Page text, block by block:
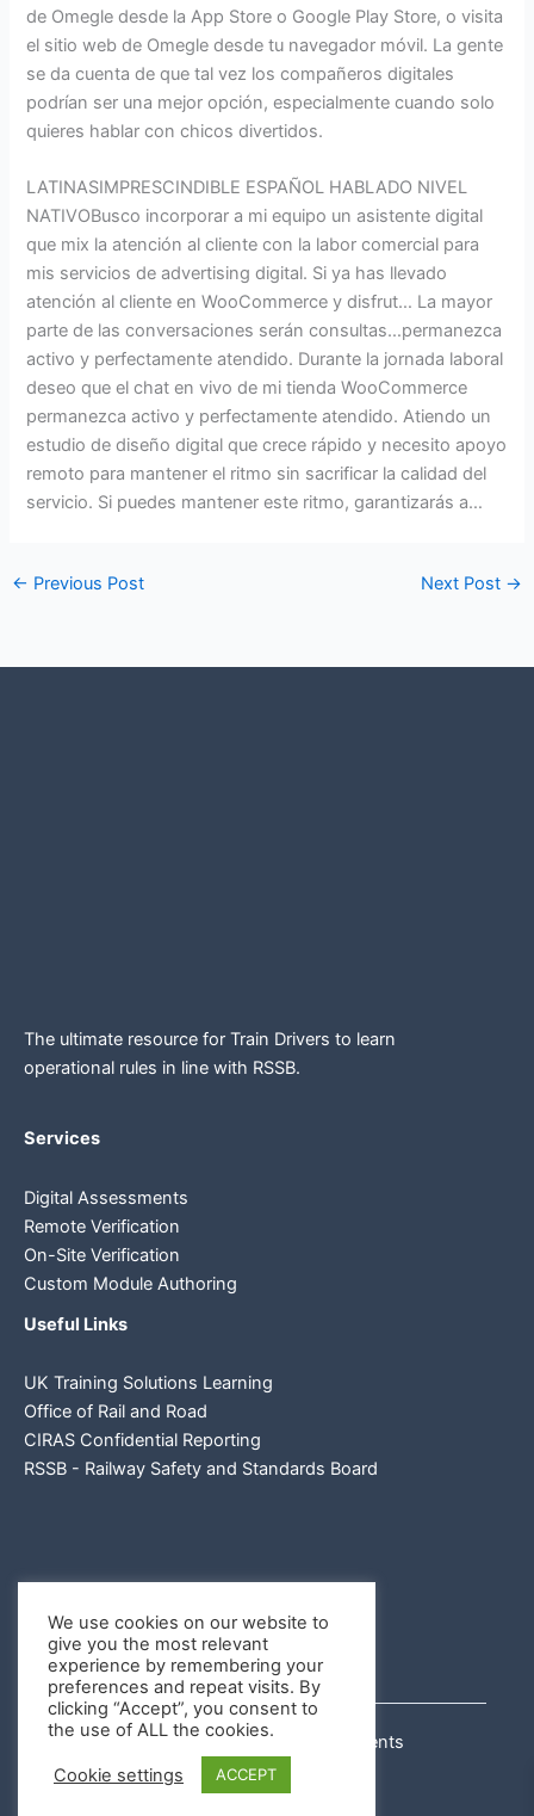
de Omegle desde la App Store o Google Play Store, o visita
el sitio web de Omegle desde tu navegador móvil. La gente
se da cuenta de que tal vez los compañeros digitales
podrían ser una mejor opción, especialmente cuando solo
quieres hablar con chicos divertidos.
LATINASIMPRESCINDIBLE ESPAÑOL HABLADO NIVEL
NATIVOBusco incorporar a mi equipo un asistente digital
que mix la atención al cliente con la labor comercial para
mis servicios de advertising digital. Si ya has llevado
atención al cliente en WooCommerce y disfrut… La mayor
parte de las conversaciones serán consultas…permanezca
activo y perfectamente atendido. Durante la jornada laboral
deseo que el chat en vivo de mi tienda WooCommerce
permanezca activo y perfectamente atendido. Atiendo un
estudio de diseño digital que crece rápido y necesito apoyo
remoto para mantener el ritmo sin sacrificar la calidad del
servicio. Si puedes mantener este ritmo, garantizarás a…
← Previous Post Next Post →
The ultimate resource for Train Drivers to learn
operational rules in line with RSSB.
Services
Digital Assessments
Remote Verification
On-Site Verification
Custom Module Authoring
Useful Links
UK Training Solutions Learning
Office of Rail and Road
CIRAS Confidential Reporting
RSSB - Railway Safety and Standards Board
Copyright © 2026 Rail Assessments
We use cookies on our website to
give you the most relevant
experience by remembering your
preferences and repeat visits. By
clicking “Accept”, you consent to
the use of ALL the cookies.
Cookie settings ACCEPT